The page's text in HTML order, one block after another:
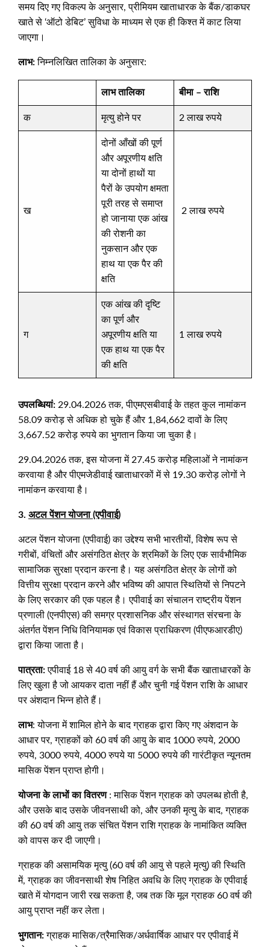
समय दिए गए विकल्प के अनुसार, प्रीमियम खाताधारक के बैंक/डाकघर
खाते से ‘ऑटो डेबिट’ सुविधा के माध्यम से एक ही किश्त में काट लिया
जाएगा।
लाभ:निम्नलिखित तालिका के अनुसार:
लाभ तालिका बीमा – राशि
क मृत्‍यु होने पर 2 लाख रुपये
ख
दोनों आँखों की पूर्ण
और अपूरणीय क्षति
या दोनों हाथों या
पैरों के उपयोग क्षमता
पूरी तरह से समाप्त
हो जानाया एक आंख
की रोशनी का
नुकसान और एक
हाथ या एक पैर की
क्षति
2 लाख रुपये
ग
एक आंख की दृष्टि
का पूर्ण और
अपूरणीय क्षति या
एक हाथ या एक पैर
की क्षति
1 लाख रुपये
उपलब्धियां: 29.04.2026 तक, पीएमएसबीवाई के तहत कुल नामांकन
58.09 करोड़ से अधिक हो चुके हैं और 1,84,662 दावों के लिए
3,667.52 करोड़ रुपये का भुगतान किया जा चुका है।
29.04.2026 तक, इस योजना में 27.45 करोड़ महिलाओं ने नामांकन
करवाया है और पीएमजेडीवाई खाताधारकों में से 19.30 करोड़ लोगों ने
नामांकन करवाया है।
3. अटल पेंशन योजना (एपीवाई)
अटल पेंशन योजना (एपीवाई) का उद्देश्य सभी भारतीयों, विशेष रूप से
गरीबों, वंचितों और असंगठित क्षेत्र के श्रमिकों के लिए एक सार्वभौमिक
सामाजिक सुरक्षा प्रदान करना है। यह असंगठित क्षेत्र के लोगों को
वित्तीय सुरक्षा प्रदान करने और भविष्य की आपात स्थितियों से निपटने
के लिए सरकार की एक पहल है। एपीवाई का संचालन राष्ट्रीय पेंशन
प्रणाली (एनपीएस) की समग्र प्रशासनिक और संस्थागत संरचना के
अंतर्गत पेंशन निधि विनियामक एवं विकास प्राधिकरण (पीएफआरडीए)
द्वारा किया जाता है।
पात्रता:एपीवाई 18 से 40 वर्ष की आयु वर्ग के सभी बैंक खाताधारकों के
लिए खुला है जो आयकर दाता नहीं हैं और चुनी गई पेंशन राशि के आधार
पर अंशदान भिन्न होते हैं।
लाभ: योजना में शामिल होने के बाद ग्राहक द्वारा किए गए अंशदान के
आधार पर, ग्राहकों को 60 वर्ष की आयु के बाद 1000 रुपये, 2000
रुपये, 3000 रुपये, 4000 रुपये या 5000 रुपये की गारंटीकृत न्यूनतम
मासिक पेंशन प्राप्त होगी।
योजना के लाभों का वितरण: मासिक पेंशन ग्राहक को उपलब्ध होती है,
और उसके बाद उसके जीवनसाथी को, और उनकी मृत्यु के बाद, ग्राहक
की 60 वर्ष की आयु तक संचित पेंशन राशि ग्राहक के नामांकित व्यक्ति
को वापस कर दी जाएगी।
ग्राहक की असामयिक मृत्यु (60 वर्ष की आयु से पहले मृत्यु) की स्थिति
में, ग्राहक का जीवनसाथी शेष निहित अवधि के लिए ग्राहक के एपीवाई
खाते में योगदान जारी रख सकता है, जब तक कि मूल ग्राहक 60 वर्ष की
आयु प्राप्त नहीं कर लेता।
भुगतान:ग्राहक मासिक/त्रैमासिक/अर्धवार्षिक आधार पर एपीवाई में